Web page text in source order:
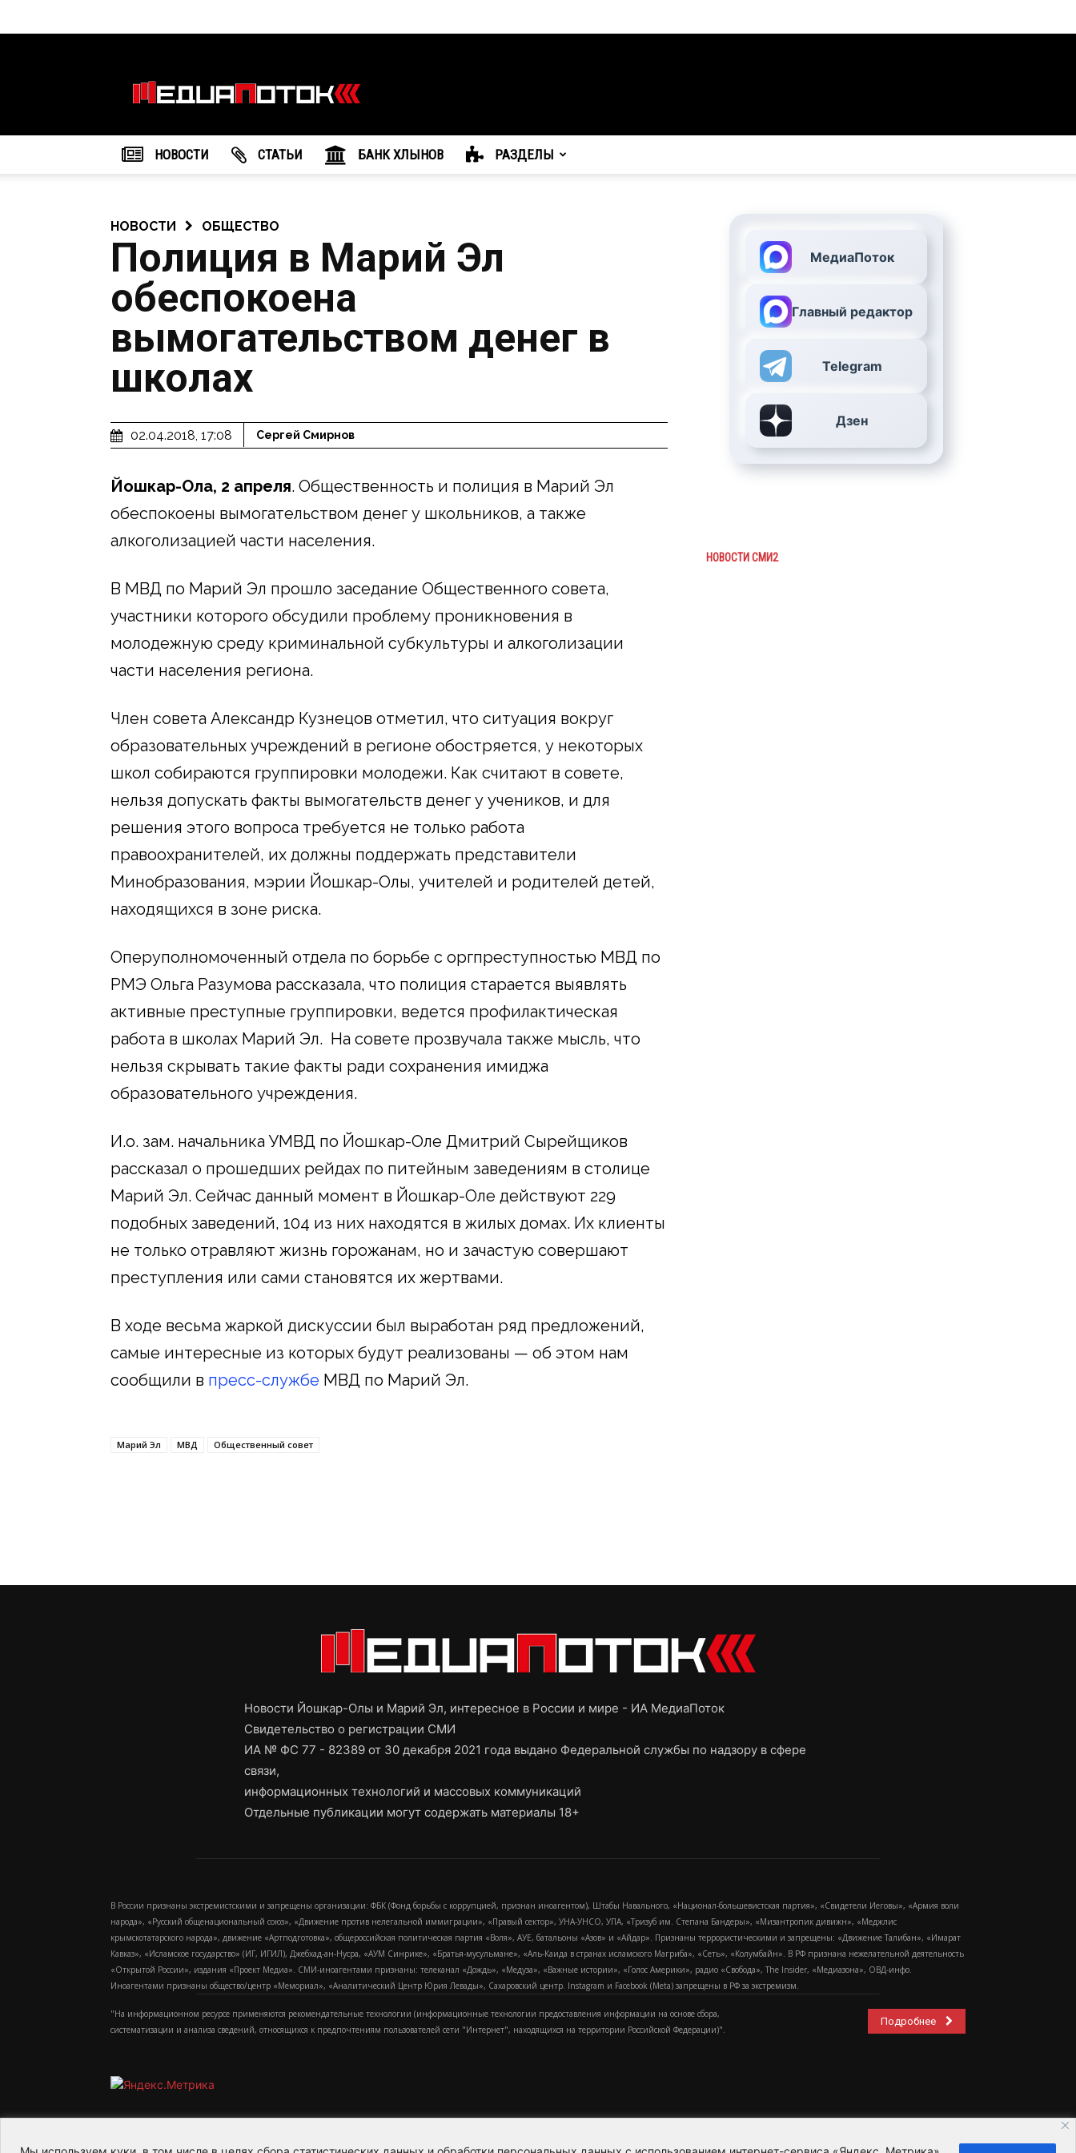
агентство
"МедиаПоток"
НОВОСТИ CТАТЬИ БАНК ХЛЫНОВ РАЗДЕЛЫ
НОВОСТИ ОБЩЕСТВО
Полиция в Марий Эл
обеспокоена
вымогательством денег в
школах
02.04.2018, 17:08 Сергей Смирнов
Йошкар-Ола, 2 апреля. Общественность и полиция в Марий Эл
обеспокоены вымогательством денег у школьников, а также
алкоголизацией части населения.
В МВД по Марий Эл прошло заседание Общественного совета,
участники которого обсудили проблему проникновения в
молодежную среду криминальной субкультуры и алкоголизации
части населения региона.
Член совета Александр Кузнецов отметил, что ситуация вокруг
образовательных учреждений в регионе обостряется, у некоторых
школ собираются группировки молодежи. Как считают в совете,
нельзя допускать факты вымогательств денег у учеников, и для
решения этого вопроса требуется не только работа
правоохранителей, их должны поддержать представители
Минобразования, мэрии Йошкар-Олы, учителей и родителей детей,
находящихся в зоне риска.
Оперуполномоченный отдела по борьбе с оргпреступностью МВД по
РМЭ Ольга Разумова рассказала, что полиция старается выявлять
активные преступные группировки, ведется профилактическая
работа в школах Марий Эл. На совете прозвучала также мысль, что
нельзя скрывать такие факты ради сохранения имиджа
образовательного учреждения.
И.о. зам. начальника УМВД по Йошкар-Оле Дмитрий Сырейщиков
рассказал о прошедших рейдах по питейным заведениям в столице
Марий Эл. Сейчас данный момент в Йошкар-Оле действуют 229
подобных заведений, 104 из них находятся в жилых домах. Их клиенты
не только отравляют жизнь горожанам, но и зачастую совершают
преступления или сами становятся их жертвами.
В ходе весьма жаркой дискуссии был выработан ряд предложений,
самые интересные из которых будут реализованы — об этом нам
сообщили в пресс-службе МВД по Марий Эл.
Марий Эл МВД Общественный совет
МедиаПоток
Главный редактор
Telegram
Дзен
НОВОСТИ СМИ2
Новости Йошкар-Олы и Марий Эл, интересное в России и мире - ИА МедиаПоток
Свидетельство о регистрации СМИ
ИА № ФС 77 - 82389 от 30 декабря 2021 года выдано Федеральной службы по надзору в сфере
связи,
информационных технологий и массовых коммуникаций
Отдельные публикации могут содержать материалы 18+
В России признаны экстремистскими и запрещены организации: ФБК (Фонд борьбы с коррупцией, признан иноагентом), Штабы Навального, «Национал-большевистская партия», «Свидетели Иеговы», «Армия воли
народа», «Русский общенациональный союз», «Движение против нелегальной иммиграции», «Правый сектор», УНА-УНСО, УПА, «Тризуб им. Степана Бандеры», «Мизантропик дивижн», «Меджлис
крымскотатарского народа», движение «Артподготовка», общероссийская политическая партия «Воля», АУЕ, батальоны «Азов» и «Айдар». Признаны террористическими и запрещены: «Движение Талибан», «Имарат
Кавказ», «Исламское государство» (ИГ, ИГИЛ), Джебхад-ан-Нусра, «АУМ Синрике», «Братья-мусульмане», «Аль-Каида в странах исламского Магриба», «Сеть», «Колумбайн». В РФ признана нежелательной деятельность
«Открытой России», издания «Проект Медиа». СМИ-иноагентами признаны: телеканал «Дождь», «Медуза», «Важные истории», «Голос Америки», радио «Свобода», The Insider, «Медиазона», ОВД-инфо.
Иноагентами признаны общество/центр «Мемориал», «Аналитический Центр Юрия Левады», Сахаровский центр. Instagram и Facebook (Metа) запрещены в РФ за экстремизм.
"На информационном ресурсе применяются рекомендательные технологии (информационные технологии предоставления информации на основе сбора,
систематизации и анализа сведений, относящихся к предпочтениям пользователей сети "Интернет", находящихся на территории Российской Федерации)".
Подробнее